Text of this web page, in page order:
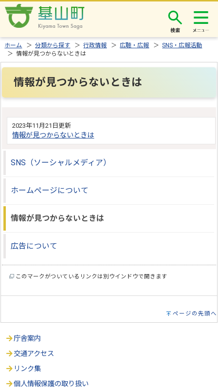
検索
ホーム ＞分類から探す ＞行政情報 ＞広聴・広報 ＞SNS・広報活動
＞ 情報が見つからないときは
情報が見つからないときは
2023年11月21日更新
情報が見つからないときは
SNS（ソーシャルメディア）
ホームページについて
情報が見つからないときは
広告について
このマークがついているリンクは別ウインドウで開きます
ページの先頭へ
庁舎案内
交通アクセス
リンク集
個人情報保護の取り扱い